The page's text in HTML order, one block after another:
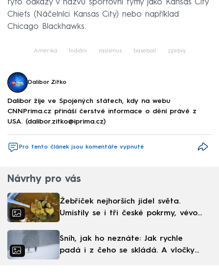
tyto odkazy v názvu sportovní týmy jako Kansas City
Chiefs (Náčelníci Kansas City) nebo například
Chicago Blackhawks.
Amerika Indiáni rasismus baseball zprávy
Dalibor Zítko
Dalibor žije ve Spojených státech, kdy na webu
CNNPrima.cz přináší čerstvé informace o dění právě z
USA. (dalibor.zitko@iprima.cz)
Pro tento článek jsou komentáře vypnuté
Návrhy pro vás
Žebříček nejhorších jídel světa.
Umístily se i tři české pokrmy, vévodí
Sníh, jak ho neznáte: Jak rychle
padá i z čeho se skládá. A vločky